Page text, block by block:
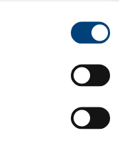
SOUHAITEZ VOUS
France Allemagne vous